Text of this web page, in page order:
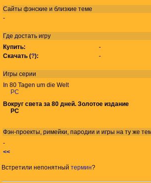
Сайты фэнские и близкие теме
-
Где достать игру
Купить:
-
Скачать (?): -
Игры серии
In 80 Tagen um die Welt
PC
Вокруг света за 80 дней. Золотое издание
PC
Фэн-проекты, римейки, пародии и игры на ту же
-
<<
Встретили непонятный термин?